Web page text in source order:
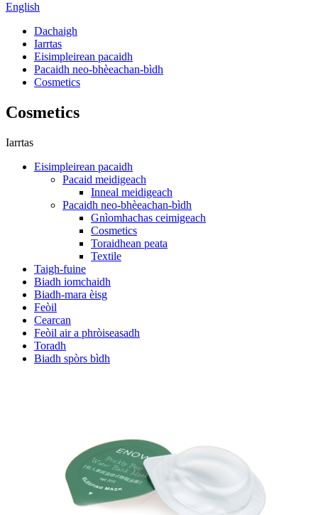
English
Dachaigh
Iarrtas
Eisimpleirean pacaidh
Pacaidh neo-bhèeachan-bìdh
Cosmetics
Cosmetics
Iarrtas
Eisimpleirean pacaidh
Pacaid meidigeach
Inneal meidigeach
Pacaidh neo-bhèeachan-bìdh
Gnìomhachas ceimigeach
Cosmetics
Toraidhean peata
Textile
Taigh-fuine
Biadh iomchaidh
Biadh-mara èisg
Feòil
Cearcan
Feòil air a phròiseasadh
Toradh
Biadh spòrs bìdh